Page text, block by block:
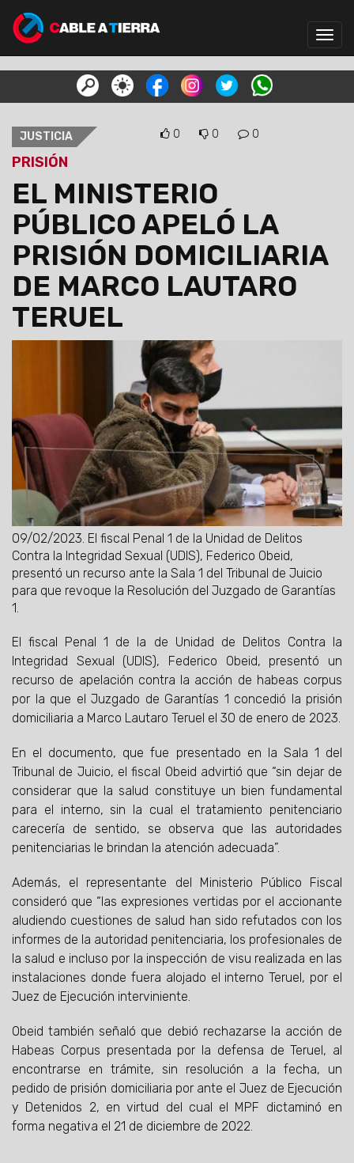
JUSTICIA 0 0 0
PRISIÓN
EL MINISTERIO
PÚBLICO APELÓ LA
PRISIÓN DOMICILIARIA
DE MARCO LAUTARO
TERUEL
09/02/2023. El fiscal Penal 1 de la Unidad de Delitos
Contra la Integridad Sexual (UDIS), Federico Obeid,
presentó un recurso ante la Sala 1 del Tribunal de Juicio
para que revoque la Resolución del Juzgado de Garantías
1.
El fiscal Penal 1 de la de Unidad de Delitos Contra la
Integridad Sexual (UDIS), Federico Obeid, presentó un
recurso de apelación contra la acción de habeas corpus
por la que el Juzgado de Garantías 1 concedió la prisión
domiciliaria a Marco Lautaro Teruel el 30 de enero de 2023.
En el documento, que fue presentado en la Sala 1 del
Tribunal de Juicio, el fiscal Obeid advirtió que “sin dejar de
considerar que la salud constituye un bien fundamental
para el interno, sin la cual el tratamiento penitenciario
carecería de sentido, se observa que las autoridades
penitenciarias le brindan la atención adecuada”.
Además, el representante del Ministerio Público Fiscal
consideró que “las expresiones vertidas por el accionante
aludiendo cuestiones de salud han sido refutados con los
informes de la autoridad penitenciaria, los profesionales de
la salud e incluso por la inspección de visu realizada en las
instalaciones donde fuera alojado el interno Teruel, por el
Juez de Ejecución interviniente.
Obeid también señaló que debió rechazarse la acción de
Habeas Corpus presentada por la defensa de Teruel, al
encontrarse en trámite, sin resolución a la fecha, un
pedido de prisión domiciliaria por ante el Juez de Ejecución
y Detenidos 2, en virtud del cual el MPF dictaminó en
forma negativa el 21 de diciembre de 2022.